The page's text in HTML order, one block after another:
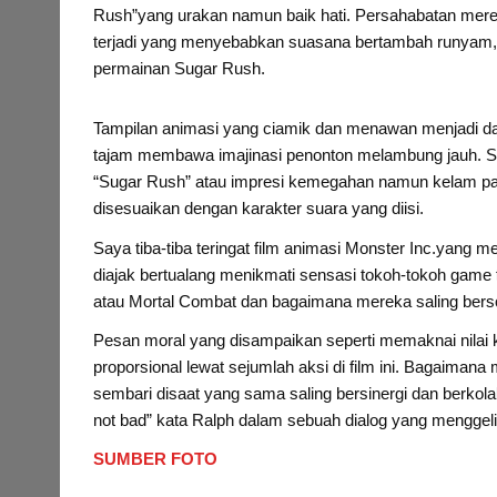
Rush”yang urakan namun baik hati. Persahabatan
terjadi yang menyebabkan suasana bertambah
permainan Sugar Rush.
Tampilan animasi yang ciamik dan menawan menjadi
tajam membawa imajinasi penonton melambung jauh.
“Sugar Rush” atau impresi kemegahan namun kelam
disesuaikan dengan karakter suara yang diisi.
Saya tiba-tiba teringat film animasi Monster Inc.yang
diajak bertualang menikmati sensasi tokoh-tokoh
atau Mortal Combat dan bagaimana mereka saling
Pesan moral yang disampaikan seperti memaknai
proporsional lewat sejumlah aksi di film ini.
sembari disaat yang sama saling bersinergi dan
not bad” kata Ralph dalam sebuah dialog yang
SUMBER FOTO